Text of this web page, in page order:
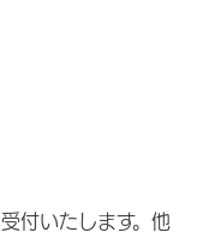
付いたします。他